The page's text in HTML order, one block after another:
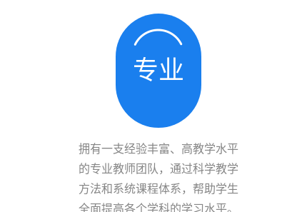
专业
拥有一支经验丰富、高教学水平
的专业教师团队，通过科学教学
方法和系统课程体系，帮助学生
全面提高各个学科的学习水平。